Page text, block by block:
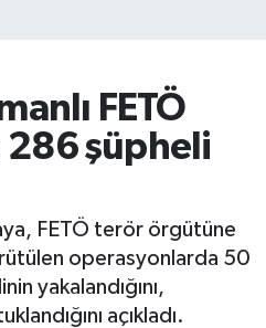
FETÖ
şüpheli
FETÖ terör örgütüne
operasyonlarda 50
yakalandığını,
açıkladı.